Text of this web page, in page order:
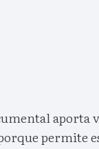
aporta
permite